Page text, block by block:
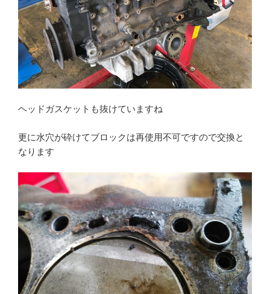
ヘッドガスケットも抜けていますね
更に水穴が砕けてブロックは再使用不可ですので交換と
なります